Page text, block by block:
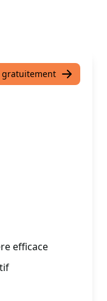
efficace